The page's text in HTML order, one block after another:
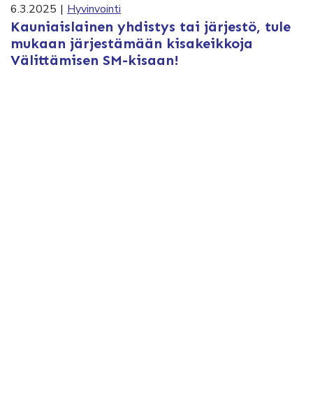
6.3.2025 | Hyvinvointi
Kauniaislainen yhdistys tai järjestö, tule
mukaan järjestämään kisakeikkoja
Välittämisen SM-kisaan!